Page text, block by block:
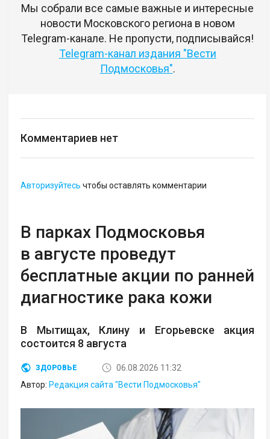
Мы собрали все самые важные и интересные
новости Московского региона в новом
Telegram-канале. Не пропусти, подписывайся!
Telegram-канал издания "Вести
Подмосковья".
Комментариев нет
Авторизуйтесь чтобы оставлять комментарии
В парках Подмосковья
в августе проведут
бесплатные акции по ранней
диагностике рака кожи
В Мытищах, Клину и Егорьевске акция
состоится 8 августа
ЗДОРОВЬЕ
06.08.2026 11:32
Автор: Редакция сайта "Вести Подмосковья"